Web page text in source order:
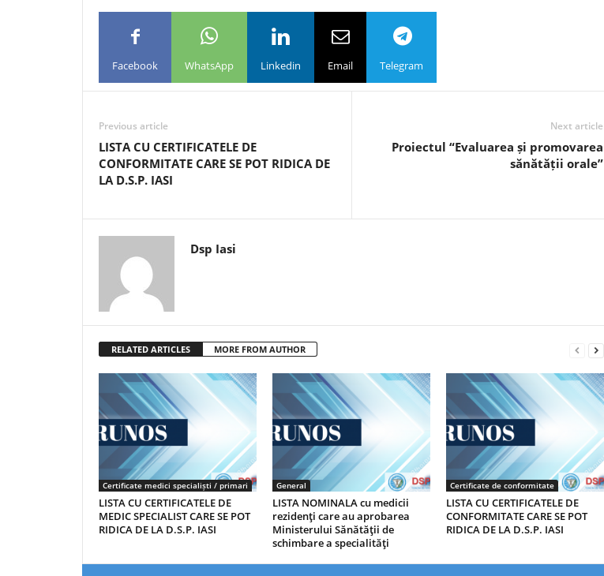
Facebook WhatsApp Linkedin Email Telegram
Previous article
LISTA CU CERTIFICATELE DE
CONFORMITATE CARE SE POT RIDICA DE
LA D.S.P. IASI
Next article
Proiectul “Evaluarea și promovarea
sănătății orale”
Dsp Iasi
RELATED ARTICLES MORE FROM AUTHOR
Certificate medici specialiști / primari
LISTA CU CERTIFICATELE DE
MEDIC SPECIALIST CARE SE POT
RIDICA DE LA D.S.P. IASI
General
LISTA NOMINALA cu medicii
rezidenţi care au aprobarea
Ministerului Sănătăţii de
schimbare a specialităţi
Certificate de conformitate
LISTA CU CERTIFICATELE DE
CONFORMITATE CARE SE POT
RIDICA DE LA D.S.P. IASI